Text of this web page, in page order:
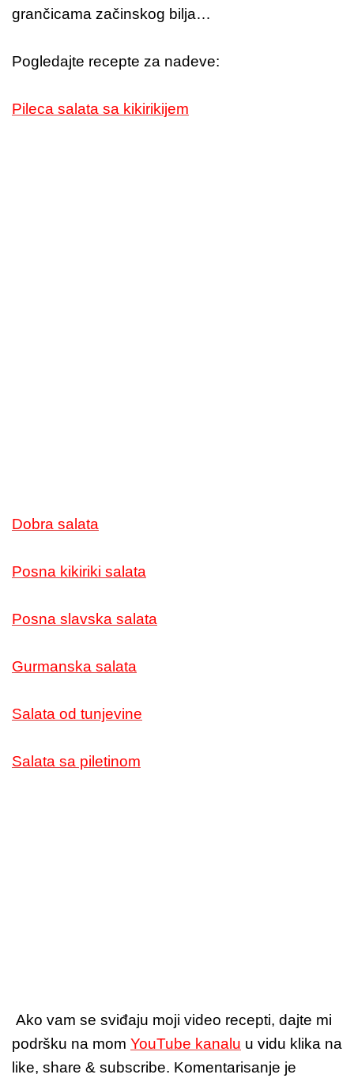
grančicama začinskog bilja…
Pogledajte recepte za nadeve:
Pileca salata sa kikirikijem
Dobra salata
Posna kikiriki salata
Posna slavska salata
Gurmanska salata
Salata od tunjevine
Salata sa piletinom
Ako vam se sviđaju moji video recepti, dajte mi
podršku na mom YouTube kanalu u vidu klika na
like, share & subscribe. Komentarisanje je